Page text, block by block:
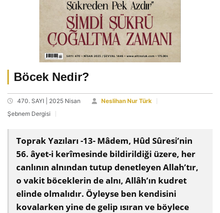
Böcek Nedir?
470. SAYI | 2025 Nisan
Neslihan Nur Türk
Şebnem Dergisi
Toprak Yazıları -13- Mâdem, Hûd Sûresi’nin
56. âyet-i kerîmesinde bildirildiği üzere, her
canlının alnından tutup denetleyen Allah’tır,
o vakit böceklerin de alnı, Allâh’ın kudret
elinde olmalıdır. Öyleyse ben kendisini
kovalarken yine de gelip ısıran ve böylece